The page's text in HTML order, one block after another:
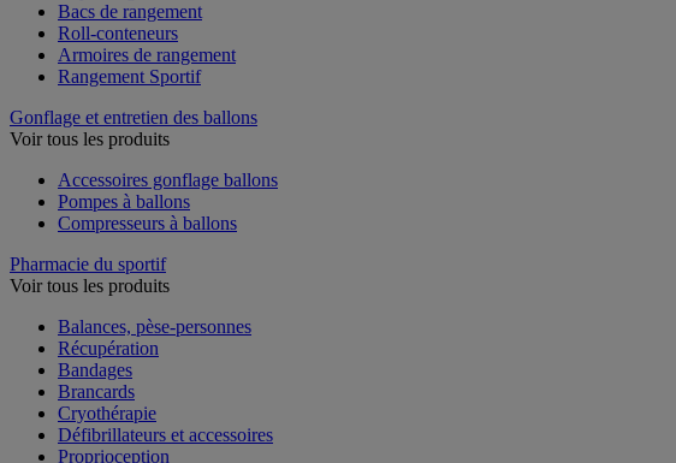
Bacs de rangement
Roll-conteneurs
Armoires de rangement
Rangement Sportif
Gonflage et entretien des ballons
Voir tous les produits
Accessoires gonflage ballons
Pompes à ballons
Compresseurs à ballons
Pharmacie du sportif
Voir tous les produits
Balances, pèse-personnes
Récupération
Bandages
Brancards
Cryothérapie
Défibrillateurs et accessoires
Proprioception